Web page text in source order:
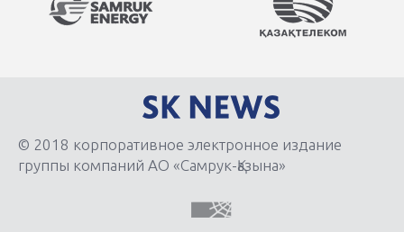
© 2018 корпоративное электронное издание
группы компаний АО «Самрук-Қазына»